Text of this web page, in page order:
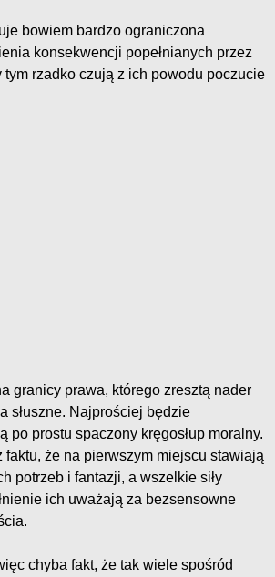
bowiem bardzo ograniczona
konsekwencji popełnianych przez
tym rzadko czują z ich powodu poczucie
granicy prawa, którego zresztą nader
słuszne. Najprościej będzie
po prostu spaczony kręgosłup moralny.
faktu, że na pierwszym miejscu stawiają
potrzeb i fantazji, a wszelkie siły
ich uważają za bezsensowne
chyba fakt, że tak wiele spośród